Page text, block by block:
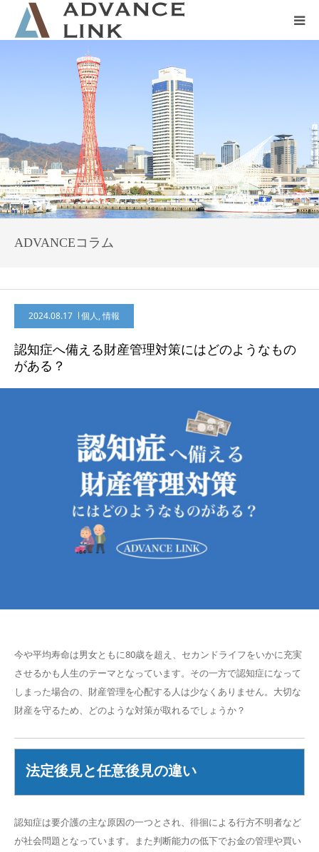
ADVANCEコラム
2024.08.17 個人,情報
認知症へ備える財産管理対策にはどのようなもの
がある？
今や平均寿命は男女ともに80歳を超え、セカンドライフをいかに充実
させるかも人生のテーマとなっています。その一方で認知症になって
しまった場合の、財産管理を心配する人は少なくありません。大切な
財産を守るため、どのような対策が取れるでしょうか？
法定後見と任意後見の違い
認知症は要介護の主な原因の一つとされ、徘徊による行方不明者など
が社会問題となっています。また判断能力の低下でお金の管理や買い
会社概要
ネット保険
事業保険